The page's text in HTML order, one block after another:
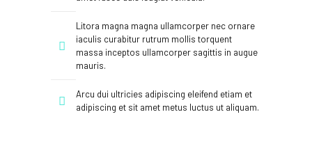
Litora magna magna ullamcorper nec ornare
iaculis curabitur rutrum mollis torquent
massa inceptos ullamcorper sagittis in augue
mauris.
Arcu dui ultricies adipiscing eleifend etiam et
adipiscing et sit amet metus luctus ut aliquam.